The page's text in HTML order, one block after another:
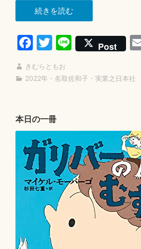
続きを読む“図
書
室
の
こ
Fa
ce
bo
ok
T
tte
r
Li
ne
Post
きむらともお
2022年 ・ 名取佐和子 ・ 実業之日本社
本日の一冊